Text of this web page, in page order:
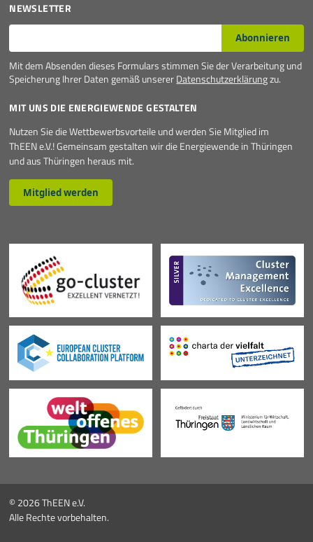
NEWSLETTER
E-Mail* Abonnieren
Mit dem Absenden dieses Formulars stimmen Sie der Verarbeitung und
Speicherung Ihrer Daten gemäß unsererDatenschutzerklärungzu.
MIT UNS DIE ENERGIEWENDE GESTALTEN
Nutzen Sie die Wettbewerbsvorteile und werden Sie Mitglied im
ThEEN e.V.! Gemeinsam gestalten wir die Energiewende in Thüringen
und aus Thüringen heraus mit.
Mitglied werden
© 2026 ThEEN e.V.
Alle Rechte vorbehalten.